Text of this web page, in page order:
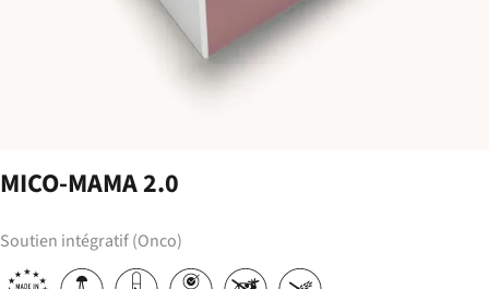
MICO-MAMA 2.0
Soutien intégratif (Onco)